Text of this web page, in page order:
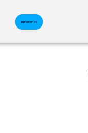
אינדקס עסקים